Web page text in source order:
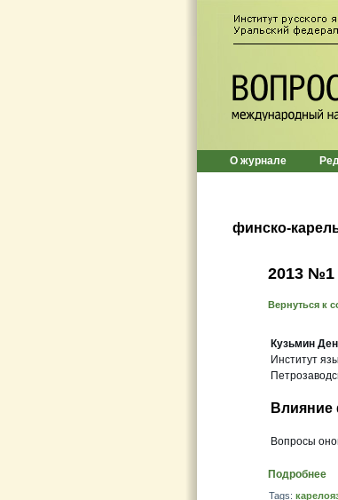
О журнале
финско-
2013 №1
Вернуться к
Кузьмин
Институт
Влияние
Вопросы
Подробнее
Tags: